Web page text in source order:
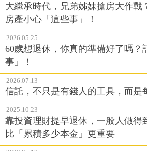
大繼承時代，兄弟姊妹搶房大作戰
房產小心「這些事」！
2026.05.25
60歲想退休，你真的準備好了嗎？
事」！
2026.07.13
信託，不只是有錢人的工具，而是
2025.10.23
靠投資理財提早退休，一般人做得
比「累積多少本金」更重要